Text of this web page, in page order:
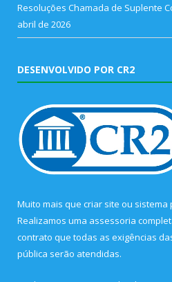
Resoluções Chamada de Suplente
abril de 2026
DESENVOLVIDO POR CR2
Muito mais que criar site ou sistema
Realizamos uma assessoria
contrato que todas as exigências
pública serão atendidas.